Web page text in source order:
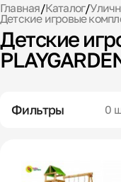
Главная/Каталог/
Детские игровые
Детские
Фильтры 0